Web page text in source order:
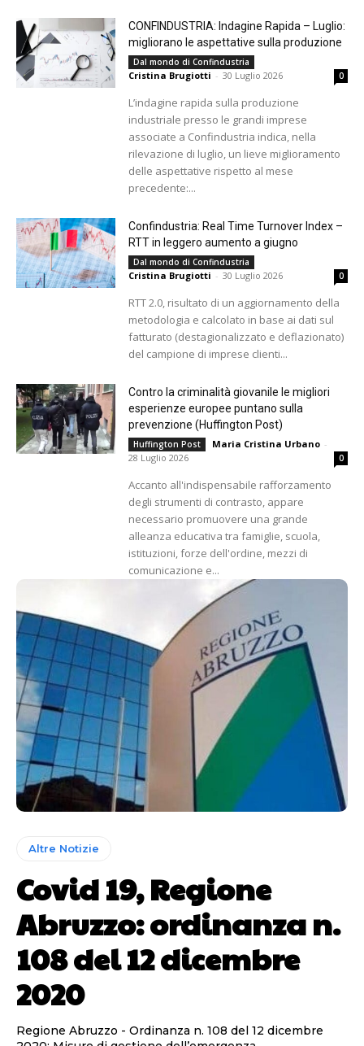
CONFINDUSTRIA: Indagine Rapida – Luglio:
migliorano le aspettative sulla produzione
Dal mondo di Confindustria
Cristina Brugiotti - 30 Luglio 2026 0
L’indagine rapida sulla produzione
industriale presso le grandi imprese
associate a Confindustria indica, nella
rilevazione di luglio, un lieve miglioramento
delle aspettative rispetto al mese
precedente:...
Confindustria: Real Time Turnover Index –
RTT in leggero aumento a giugno
Dal mondo di Confindustria
Cristina Brugiotti - 30 Luglio 2026 0
RTT 2.0, risultato di un aggiornamento della
metodologia e calcolato in base ai dati sul
fatturato (destagionalizzato e deflazionato)
del campione di imprese clienti...
Contro la criminalità giovanile le migliori
esperienze europee puntano sulla
prevenzione (Huffington Post)
Huffington Post Maria Cristina Urbano -
28 Luglio 2026
0
Accanto all'indispensabile rafforzamento
degli strumenti di contrasto, appare
necessario promuovere una grande
alleanza educativa tra famiglie, scuola,
istituzioni, forze dell'ordine, mezzi di
comunicazione e...
Altre Notizie
Covid 19, Regione
Abruzzo: ordinanza n.
108 del 12 dicembre
2020
Regione Abruzzo - Ordinanza n. 108 del 12 dicembre